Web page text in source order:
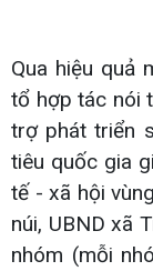
Qua hiệu quả
tổ hợp tác nói
trợ phát triển
tiêu quốc gia
tế - xã hội
núi, UBND xã
nhóm (mỗi